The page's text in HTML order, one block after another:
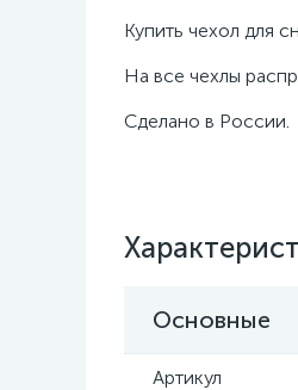
Купить чехол для
На все чехлы
Сделано в России.
Основные
Артикул